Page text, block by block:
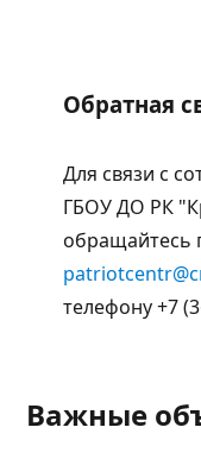
Обратная
Для связи с
ГБОУ ДО РК
обращайтесь
телефону +7
Важные